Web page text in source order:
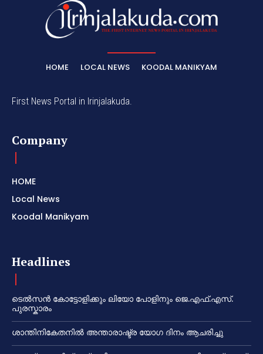
HOME LOCAL NEWS KOODAL MANIKYAM
First News Portal in Irinjalakuda.
Company
HOME
Local News
Koodal Manikyam
Headlines
ടെൽസൻ കോട്ടോളിക്കും ലിയോ പോളിനും ജെ.എഫ്.എസ്.
പുരസ്കാരം
ശാന്തിനികേതനിൽ അന്താരാഷ്ട്ര യോഗ ദിനം ആചരിച്ചു